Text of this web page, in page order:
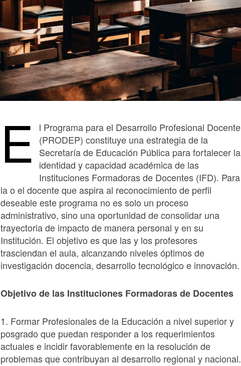
E
l Programa para el Desarrollo Profesional Docente
(PRODEP) constituye una estrategia de la
Secretaría de Educación Pública para fortalecer la
identidad y capacidad académica de las
Instituciones Formadoras de Docentes (IFD). Para
la o el docente que aspira al reconocimiento de perfil
deseable este programa no es solo un proceso
administrativo, sino una oportunidad de consolidar una
trayectoria de impacto de manera personal y en su
Institución. El objetivo es que las y los profesores
trasciendan el aula, alcanzando niveles óptimos de
investigación docencia, desarrollo tecnológico e innovación.
Objetivo de las Instituciones Formadoras de Docentes
1. Formar Profesionales de la Educación a nivel superior y
posgrado que puedan responder a los requerimientos
actuales e incidir favorablemente en la resolución de
problemas que contribuyan al desarrollo regional y nacional.